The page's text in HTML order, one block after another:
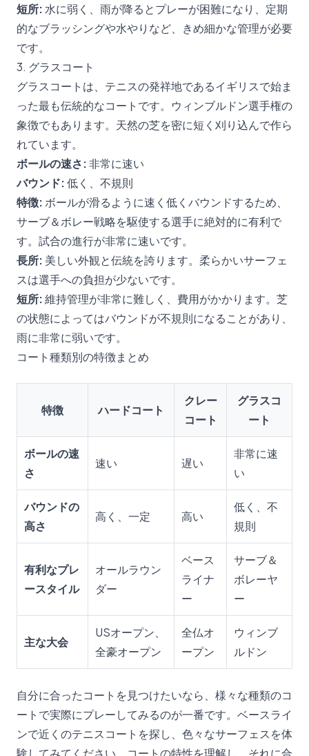
短所: 水に弱く、雨が降るとプレーが困難になり、定期
的なブラッシングや水やりなど、きめ細かな管理が必要
です。
3. グラスコート
グラスコートは、テニスの発祥地であるイギリスで始ま
った最も伝統的なコートです。ウィンブルドン選手権の
象徴でもあります。天然の芝を密に短く刈り込んで作ら
れています。
ボールの速さ:非常に速い
バウンド:低く、不規則
特徴: ボールが滑るように速く低くバウンドするため、
サーブ＆ボレー戦略を駆使する選手に絶対的に有利で
す。試合の進行が非常に速いです。
長所: 美しい外観と伝統を誇ります。柔らかいサーフェ
スは選手への負担が少ないです。
短所:維持管理が非常に難しく、費用がかかります。芝
の状態によってはバウンドが不規則になることがあり、
雨に非常に弱いです。
コート種類別の特徴まとめ
特徴 ハードコート
クレー
コート
グラスコ
ート
ボールの速
さ
速い 遅い
非常に速
い
バウンドの
高さ
高く、一定 高い
低く、不
規則
有利なプレ
ースタイル
オールラウン
ダー
ベース
ライナ
ー
サーブ＆
ボレーヤ
ー
主な大会
USオープン、
全豪オープン
全仏オ
ープン
ウィンブ
ルドン
自分に合ったコートを見つけたいなら、様々な種類のコ
ートで実際にプレーしてみるのが一番です。 ベースライ
ンで近くのテニスコートを探し 、色々なサーフェスを体
験してみてください。コートの特性を理解し、それに合